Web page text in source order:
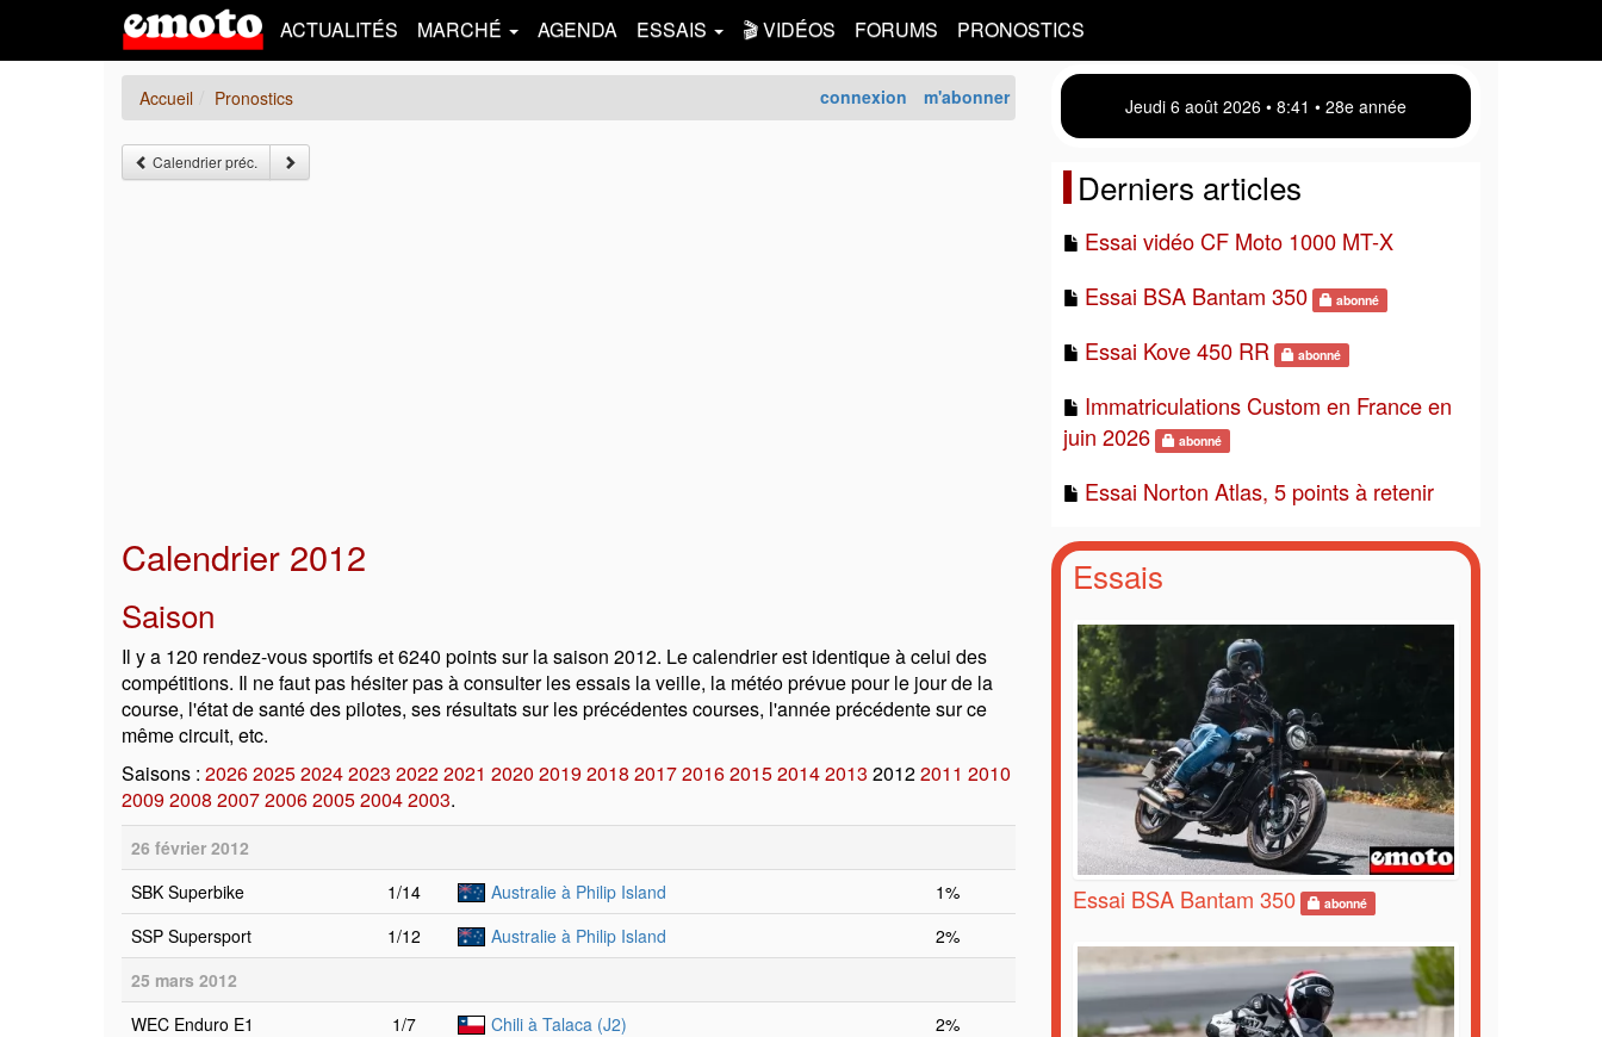
ACTUALITÉS MARCHÉ AGENDA ESSAIS 🎬 VIDÉOS FORUMS PRONOSTICS
connexion m'abonner
Accueil Pronostics
Calendrier préc.
Calendrier 2012
Saison
Il y a 120 rendez-vous sportifs et 6240 points sur la saison 2012. Le calendrier est identique à celui des
compétitions. Il ne faut pas hésiter pas à consulter les essais la veille, la météo prévue pour le jour de la
course, l'état de santé des pilotes, ses résultats sur les précédentes courses, l'année précédente sur ce
même circuit, etc.
Saisons : 2026202520242023 20222021 2020 20192018 20172016201520142013 20122011 2010
20092008 20072006200520042003.
26 février 2012
SBK Superbike
1/14 Australie à Philip Island
1%
SSP Supersport
1/12 Australie à Philip Island
2%
25 mars 2012
WEC Enduro E1
1/7 Chili à Talaca (J2)
2%
Jeudi 6 août 2026 • 8 41 • 28e année
Derniers articles
Essai vidéo CF Moto 1000 MT-X
Essai BSA Bantam 350
abonné
Essai Kove 450 RR abonné
Immatriculations Custom en France en
juin 2026
abonné
Essai Norton Atlas, 5 points à retenir
Essais
Essai BSA Bantam 350 abonné